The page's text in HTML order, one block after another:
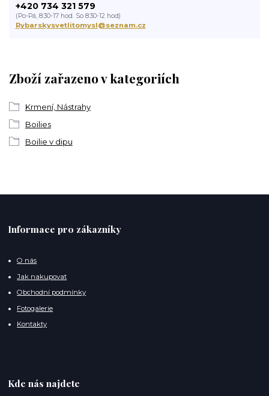
Zboží zařazeno v kategoriích
Krmení, Nástrahy
Boilies
Boilie v dipu
+420 734 321 579
(Po-Pá, 8:30-17 hod. So 8:30-12 hod)
Rybarskysvetlitomysl@seznam.cz
Informace pro zákazníky
O nás
Jak nakupovat
Obchodní podmínky
Fotogalerie
Kontakty
Kde nás najdete